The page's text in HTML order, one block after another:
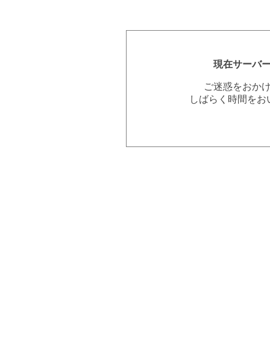
現在サーバ
ご迷惑をおか
しばらく時間を